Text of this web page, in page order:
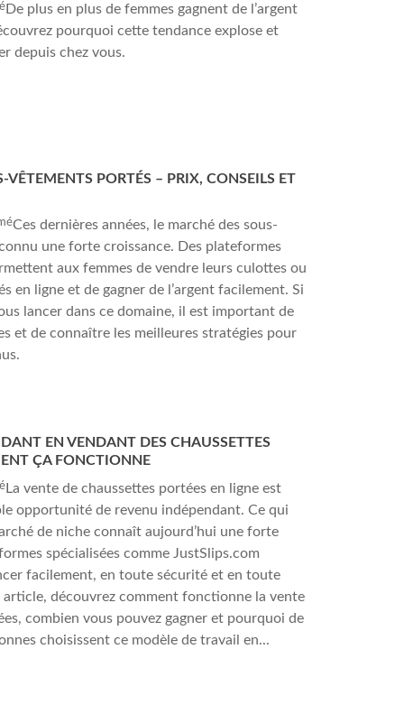
De plus en plus de femmes gagnent de l’argent
pourquoi cette tendance explose et
depuis chez vous.
VÊTEMENTS PORTÉS – PRIX, CONSEILS ET
Ces dernières années, le marché des sous-
une forte croissance. Des plateformes
aux femmes de vendre leurs culottes ou
en ligne et de gagner de l’argent facilement. Si
lancer dans ce domaine, il est important de
et de connaître les meilleures stratégies pour
EN VENDANT DES CHAUSSETTES
ÇA FONCTIONNE
La vente de chaussettes portées en ligne est
opportunité de revenu indépendant. Ce qui
de niche connaît aujourd’hui une forte
spécialisées comme JustSlips.com
facilement, en toute sécurité et en toute
découvrez comment fonctionne la vente
combien vous pouvez gagner et pourquoi de
choisissent ce modèle de travail en...